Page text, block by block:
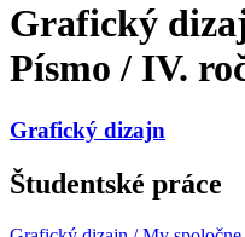
Grafický
Písmo / IV.
Grafický dizajn
Študentské práce